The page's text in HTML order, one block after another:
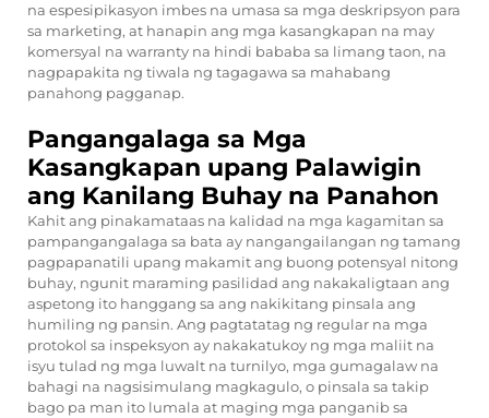
na espesipikasyon imbes na umasa sa mga deskripsyon para
sa marketing, at hanapin ang mga kasangkapan na may
komersyal na warranty na hindi bababa sa limang taon, na
nagpapakita ng tiwala ng tagagawa sa mahabang
panahong pagganap.
Pangangalaga sa Mga
Kasangkapan upang Palawigin
ang Kanilang Buhay na Panahon
Kahit ang pinakamataas na kalidad na mga kagamitan sa
pampangangalaga sa bata ay nangangailangan ng tamang
pagpapanatili upang makamit ang buong potensyal nitong
buhay, ngunit maraming pasilidad ang nakakaligtaan ang
aspetong ito hanggang sa ang nakikitang pinsala ang
humiling ng pansin. Ang pagtatatag ng regular na mga
protokol sa inspeksyon ay nakakatukoy ng mga maliit na
isyu tulad ng mga luwalt na turnilyo, mga gumagalaw na
bahagi na nagsisimulang magkagulo, o pinsala sa takip
bago pa man ito lumala at maging mga panganib sa